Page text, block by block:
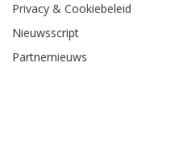
Privacy & Cookiebeleid
Nieuwsscript
Partnernieuws